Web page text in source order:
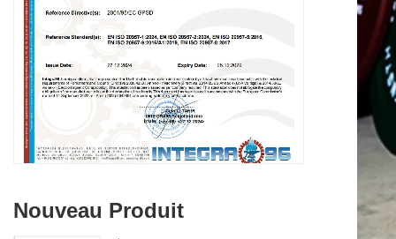
Nouveau Produit